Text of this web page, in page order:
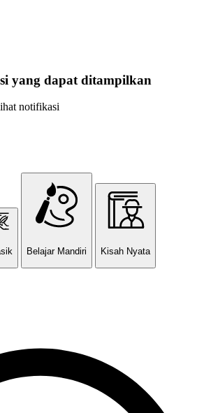
yang dapat ditampilkan
notifikasi
Belajar Mandiri Kisah Nyata